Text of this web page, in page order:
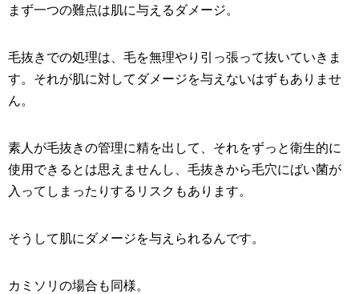
まず一つの難点は肌に与えるダメージ。
毛抜きでの処理は、毛を無理やり引っ張って抜いていきま
す。それが肌に対してダメージを与えないはずもありませ
ん。
素人が毛抜きの管理に精を出して、それをずっと衛生的に
使用できるとは思えませんし、毛抜きから毛穴にばい菌が
入ってしまったりするリスクもあります。
そうして肌にダメージを与えられるんです。
カミソリの場合も同様。